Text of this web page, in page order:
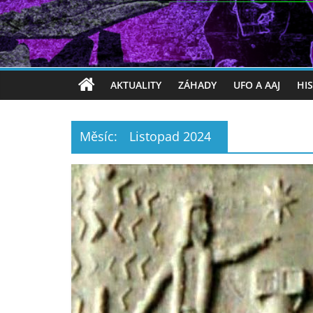
AKTUALITY ZÁHADY UFO A AAJ
Měsíc: Listopad 2024